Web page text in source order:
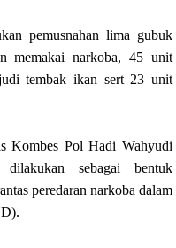
pemusnahan lima gubuk
memakai narkoba, 45 unit
tembak ikan sert 23 unit
Kombes Pol Hadi Wahyudi
dilakukan sebagai bentuk
peredaran narkoba dalam